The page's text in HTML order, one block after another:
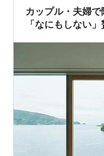
カップル・夫婦
「なにもしない